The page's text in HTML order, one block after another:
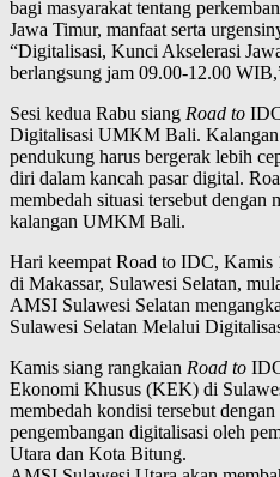
bagi masyarakat tentang
Jawa Timur, manfaat serta
“Digitalisasi, Kunci Akselerasi
berlangsung jam 09.00-12.00
Sesi kedua Rabu siang Road to
Digitalisasi UMKM Bali.
pendukung harus bergerak lebih
diri dalam kancah pasar digital.
membedah situasi tersebut dengan
kalangan UMKM Bali.
Hari keempat Road to IDC, Kamis
di Makassar, Sulawesi Selatan,
AMSI Sulawesi Selatan
Sulawesi Selatan Melalui
Kamis siang rangkaian Road to
Ekonomi Khusus (KEK) di
membedah kondisi tersebut
pengembangan digitalisasi oleh
Utara dan Kota Bitung.